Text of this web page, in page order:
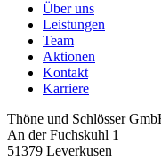
Über uns
Leistungen
Team
Aktionen
Kontakt
Karriere
Thöne und Schlösser
An der Fuchskuhl 1
51379 Leverkusen